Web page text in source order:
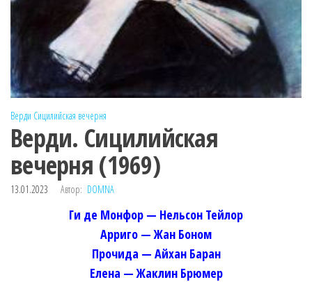
Верди Сицилийская вечерня
Верди. Сицилийская
вечерня (1969)
13.01.2023 Автор: DOMNA
Ги де Монфор — Нельсон Тейлор
Арриго — Жан Боном
Прочида — Айхан Баран
Елена — Жаклин Брюмер